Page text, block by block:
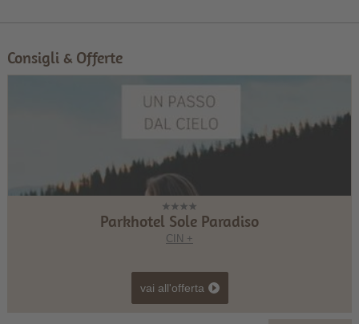
Consigli & Offerte
Parkhotel Sole Paradiso
CIN +
vai all'offerta